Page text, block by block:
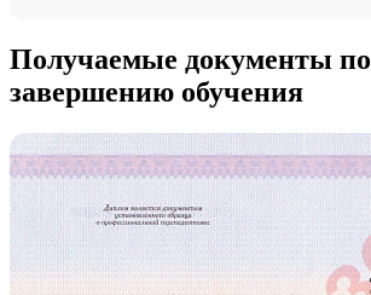
Получаемые документы по
завершению обучения